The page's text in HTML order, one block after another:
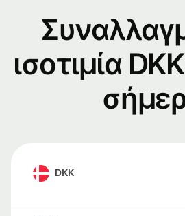
ισοτιμία
DKK